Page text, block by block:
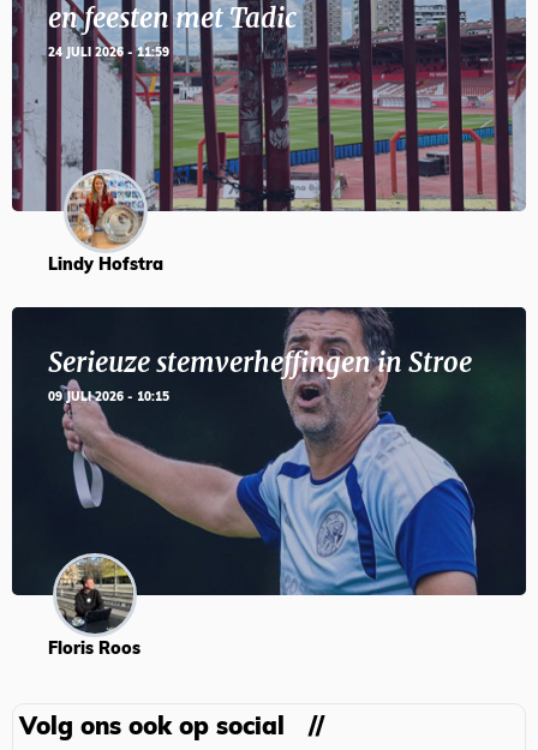
en feesten met Tadic
24 JULI 2026 - 11:59
Lindy Hofstra
Serieuze stemverheffingen in Stroe
09 JULI 2026 - 10:15
Floris Roos
Volg ons ook op social